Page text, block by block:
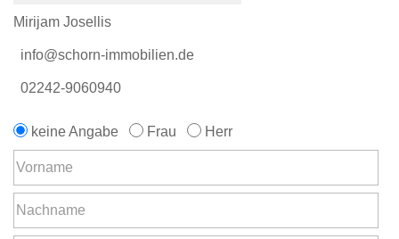
Mirijam Josellis
info@schorn-immobilien.de
02242-9060940
keine Angabe Frau Herr